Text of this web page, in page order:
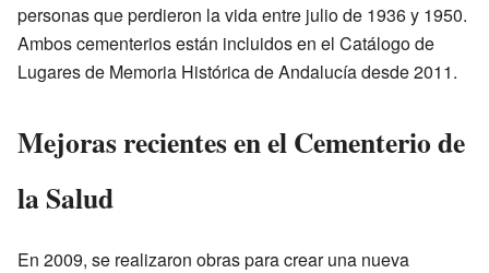
personas que perdieron la vida entre julio de 1936 y 1950.
Ambos cementerios están incluidos en el Catálogo de
Lugares de Memoria Histórica de Andalucía desde 2011.
Mejoras recientes en el Cementerio de
la Salud
En 2009, se realizaron obras para crear una nueva